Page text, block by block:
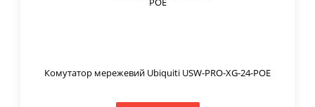
Комутатор мережевий Ubiquiti USW-PRO-XG-24-POE